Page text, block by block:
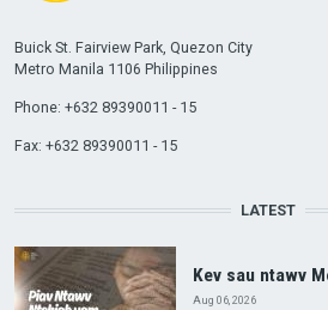
Buick St. Fairview Park, Quezon City
Metro Manila 1106 Philippines
Phone: +632 89390011 - 15
Fax: +632 89390011 - 15
LATEST
Kev sau ntawv
Aug 06, 2026